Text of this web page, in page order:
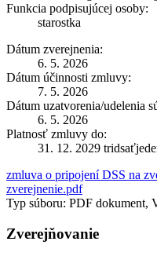
Funkcia podpisujúcej osoby:
starostka
Dátum zverejnenia:
6. 5. 2026
Dátum účinnosti zmluvy:
7. 5. 2026
Dátum uzatvorenia/udelenia
6. 5. 2026
Platnosť zmluvy do:
31. 12. 2029
zmluva o pripojení DSS na
zverejnenie.pdf
Typ súboru: PDF dokument,
Zverejňovanie